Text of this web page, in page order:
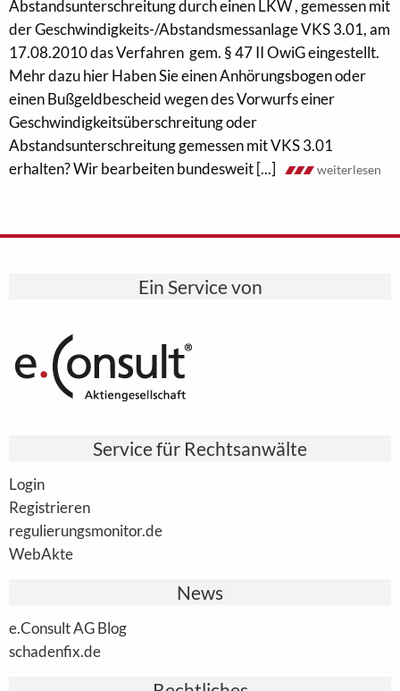
Abstandsunterschreitung durch einen LKW , gemessen mit
der Geschwindigkeits-/Abstandsmessanlage VKS 3.01, am
17.08.2010 das Verfahren gem. § 47 II OwiG eingestellt.
Mehr dazu hier Haben Sie einen Anhörungsbogen oder
einen Bußgeldbescheid wegen des Vorwurfs einer
Geschwindigkeitsüberschreitung oder
Abstandsunterschreitung gemessen mit VKS 3.01
erhalten? Wir bearbeiten bundesweit [...]
weiterlesen
Ein Service von
Service für Rechtsanwälte
Login
Registrieren
regulierungsmonitor.de
WebAkte
News
e.Consult AG Blog
schadenfix.de